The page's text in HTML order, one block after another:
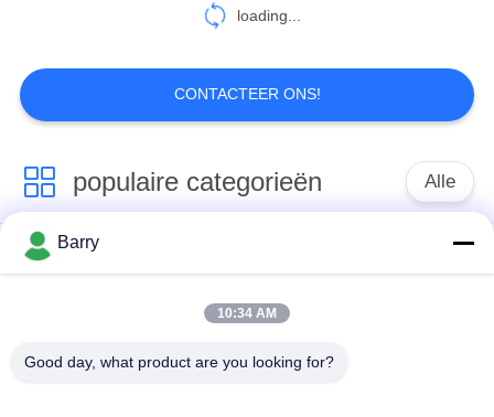
loading...
CONTACTEER ONS!
populaire categorieën Alle
Gasdrukregelaar
Barry
10:34 AM
Good day, what product are you looking for?